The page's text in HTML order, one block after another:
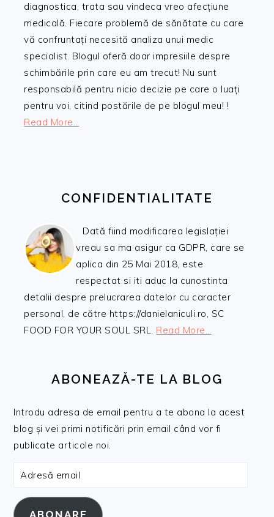
diagnostica, trata sau vindeca vreo afecțiune
medicală. Fiecare problemă de sănătate cu care
vă confruntați necesită analiza unui medic
specialist. Blogul oferă doar impresiile despre
schimbările prin care eu am trecut! Nu sunt
responsabilă pentru nicio decizie pe care o luați
pentru voi, citind postările de pe blogul meu! !
Read More…
CONFIDENTIALITATE
Dată fiind modificarea legislației
vreau sa ma asigur ca GDPR, care se
aplica din 25 Mai 2018, este
respectat si iti aduc la cunostinta
detalii despre prelucrarea datelor cu caracter
personal, de către https://danielaniculi.ro, SC
FOOD FOR YOUR SOUL SRL. Read More…
ABONEAZĂ-TE LA BLOG
Introdu adresa de email pentru a te abona la acest
blog și vei primi notificări prin email când vor fi
publicate articole noi.
Adresă